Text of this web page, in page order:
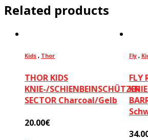
Related products
Kids , Thor
THOR KIDS
KNIE-/SCHIENBEINSCHÜTZER
SECTOR Charcoal/Gelb
20.00€
Fly,
FLY